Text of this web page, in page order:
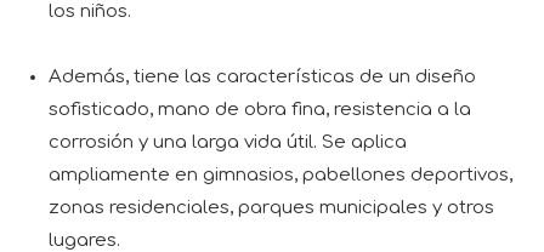
los niños.
Además, tiene las características de un diseño
sofisticado, mano de obra fina, resistencia a la
corrosión y una larga vida útil. Se aplica
ampliamente en gimnasios, pabellones deportivos,
zonas residenciales, parques municipales y otros
lugares.